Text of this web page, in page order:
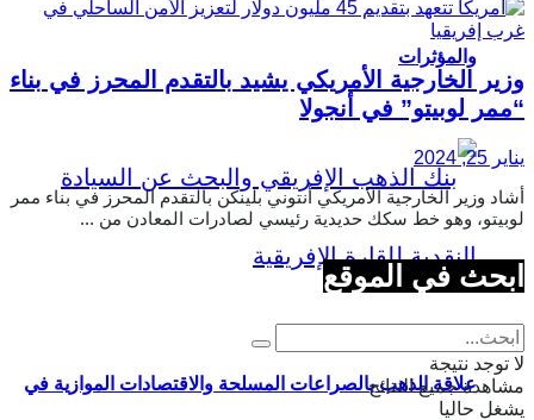
والمؤثرات
علاقة الذهب بالصراعات المسلحة والاقتصادات الموازية في
وزير الخارجية الأمريكي يشيد بالتقدم المحرز في بناء
“ممر لوبيتو” في أنجولا
يناير 25, 2024
أشاد وزير الخارجية الأمريكي أنتوني بلينكن بالتقدم المحرز في بناء ممر
لوبيتو، وهو خط سكك حديدية رئيسي لصادرات المعادن من ...
ابحث في الموقع
لا توجد نتيجة
مشاهدة جميع النتائج
يشغل حاليا